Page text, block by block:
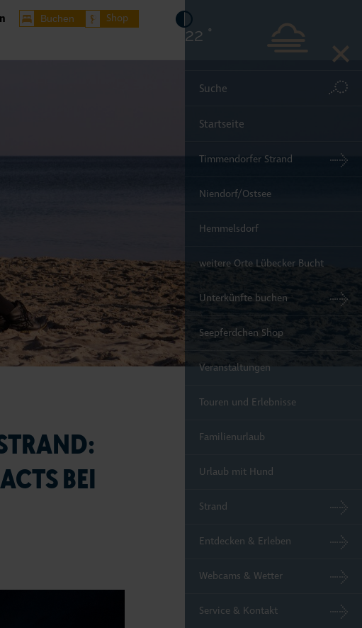
Buchen Shop
22 °
Startseite
Timmendorfer Strand
Niendorf/Ostsee
Hemmelsdorf
weitere Orte Lübecker Bucht
Unterkünfte buchen
Seepferdchen Shop
Veranstaltungen
Touren und Erlebnisse
Familienurlaub
Urlaub mit Hund
Strand
Entdecken & Erleben
Webcams & Wetter
Service & Kontakt
BEI